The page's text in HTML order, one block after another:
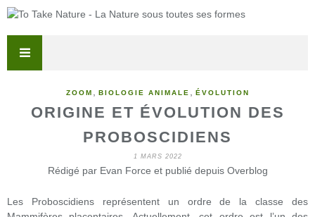
ZOOM BIOLOGIE ANIMALE ÉVOLUTION
ORIGINE ET ÉVOLUTION DES
PROBOSCIDIENS
1 MARS 2022
Rédigé par Evan Force et publié depuis Overblog
Les Proboscidiens représentent un ordre de la classe des